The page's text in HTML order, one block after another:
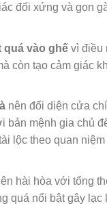
đối xứng và gọn
quá vào ghế vì điều
còn tạo cảm giác
nên đối diện cửa
bản mệnh gia chủ
lộc theo quan
hài hòa với tổng
quá nổi bật gây lạc